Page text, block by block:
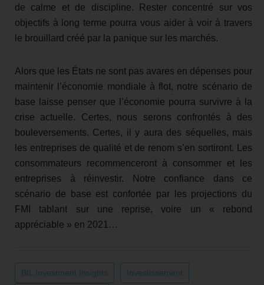
de calme et de discipline. Rester concentré sur vos
objectifs à long terme pourra vous aider à voir à travers
le brouillard créé par la panique sur les marchés.
Alors que les États ne sont pas avares en dépenses pour
maintenir l’économie mondiale à flot, notre scénario de
base laisse penser que l’économie pourra survivre à la
crise actuelle. Certes, nous serons confrontés à des
bouleversements. Certes, il y aura des séquelles, mais
les entreprises de qualité et de renom s’en sortiront. Les
consommateurs recommenceront à consommer et les
entreprises à réinvestir. Notre confiance dans ce
scénario de base est confortée par les projections du
FMI tablant sur une reprise, voire un « rebond
appréciable » en 2021…
BIL Investment Insights Investissement